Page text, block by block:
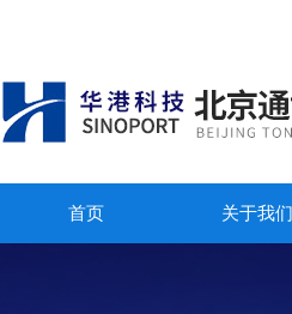
首页 关于我们